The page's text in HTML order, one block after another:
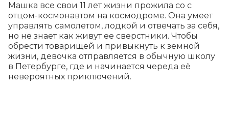
Машка все свои 11 лет жизни прожила со с
отцом-космонавтом на космодроме. Она умеет
управлять самолетом, лодкой и отвечать за себя,
но не знает как живут ее сверстники. Чтобы
обрести товарищей и привыкнуть к земной
жизни, девочка отправляется в обычную школу
в Петербурге, где и начинается череда её
невероятных приключений.